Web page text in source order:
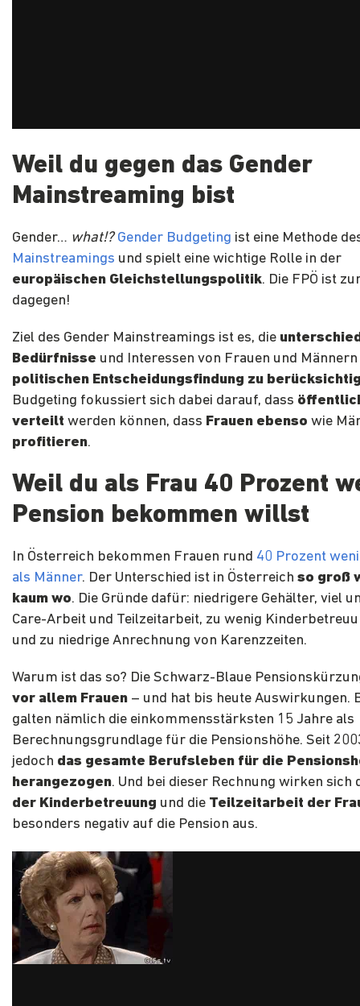
Weil du gegen das Gender
Mainstreaming bist
Gender… what!? Gender Budgeting ist eine Methode
Mainstreamings und spielt eine wichtige Rolle in der
europäischen Gleichstellungspolitik. Die FPÖ ist
dagegen!
Ziel des Gender Mainstreamings ist es, die
Bedürfnisse und Interessen von Frauen und Männern
politischen Entscheidungsfindung zu
Budgeting fokussiert sich dabei darauf, dass
verteilt werden können, dass Frauen ebenso wie
profitieren.
Weil du als Frau 40 Prozent
Pension bekommen willst
In Österreich bekommen Frauen rund 40 Prozent
als Männer. Der Unterschied ist in Österreich so groß
kaum wo. Die Gründe dafür: niedrigere Gehälter, viel
Care-Arbeit und Teilzeitarbeit, zu wenig
und zu niedrige Anrechnung von Karenzzeiten.
Warum ist das so? Die Schwarz-Blaue
vor allem Frauen – und hat bis heute Auswirkungen.
galten nämlich die einkommensstärksten 15 Jahre als
Berechnungsgrundlage für die Pensionshöhe. Seit
jedoch das gesamte Berufsleben für die
herangezogen. Und bei dieser Rechnung wirken sich
der Kinderbetreuung und die Teilzeitarbeit der
besonders negativ auf die Pension aus.